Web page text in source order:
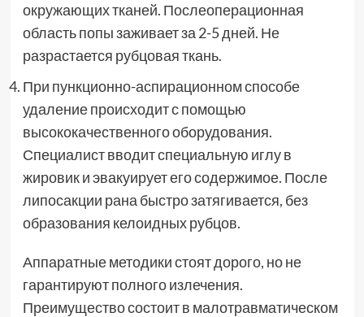
окружающих тканей. Послеоперационная
область попы заживает за 2-5 дней. Не
разрастается рубцовая ткань.
При пункционно-аспирационном способе
удаление происходит с помощью
высококачественного оборудования.
Специалист вводит специальную иглу в
жировик и эвакуирует его содержимое. После
липосакции рана быстро затягивается, без
образования келоидных рубцов.
Аппаратные методики стоят дорого, но не
гарантируют полного излечения.
Преимущество состоит в малотравматическом